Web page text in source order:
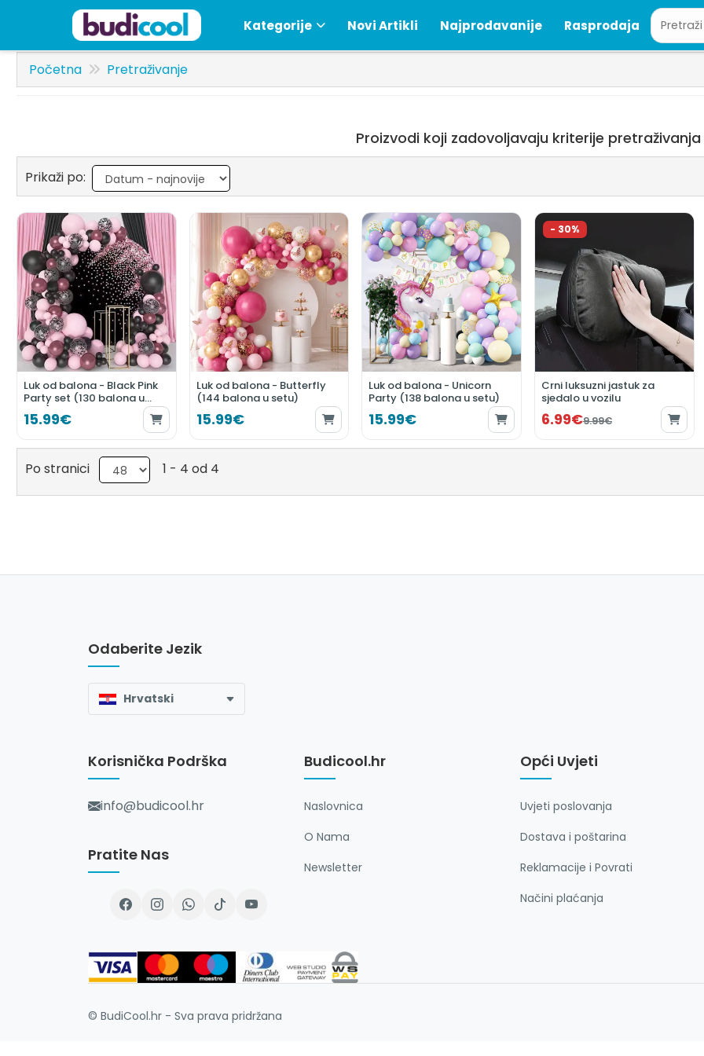
Kategorije Novi Artikli Najprodavanije Rasprodaja
Početna Pretraživanje
Proizvodi koji zadovoljavaju kriterije pretraživanja
Prikaži po:
Luk od balona - Black Pink
Party set (130 balona u
setu)
15.99€
Luk od balona - Butterfly
(144 balona u setu)
15.99€
Luk od balona - Unicorn
Party (138 balona u setu)
15.99€
Crni luksuzni jastuk za
sjedalo u vozilu
6.99€9.99€
Po stranici 1 - 4 od 4
Odaberite Jezik
Hrvatski
Korisnička Podrška
info@budicool.hr
Pratite Nas
Budicool.hr
Naslovnica
O Nama
Newsletter
Opći Uvjeti
Uvjeti poslovanja
Dostava i poštarina
Reklamacije i Povrati
Načini plaćanja
© BudiCool.hr - Sva prava pridržana